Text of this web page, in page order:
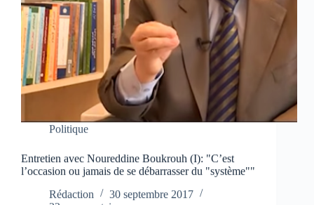
Politique
Entretien avec Noureddine Boukrouh (I): "C’est
l’occasion ou jamais de se débarrasser du "système""
Rédaction
30 septembre 2017